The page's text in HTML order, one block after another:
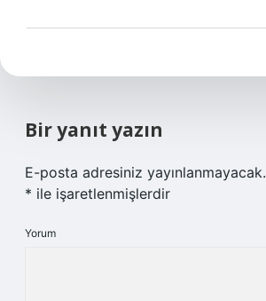
Bir yanıt yazın
E-posta adresiniz yayınlanmayacak.
* ile işaretlenmişlerdir
Yorum